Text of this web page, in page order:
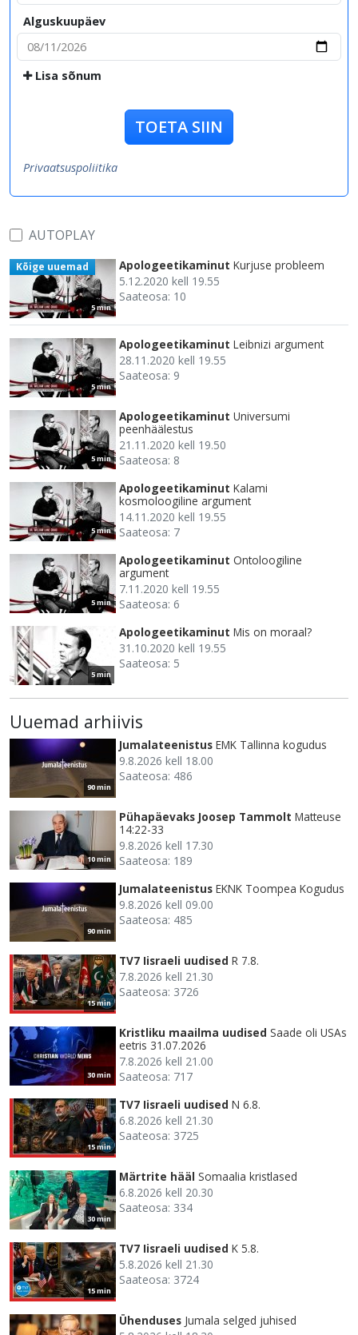
Alguskuupäev
Lisa sõnum
TOETA SIIN
Privaatsuspoliitika
AUTOPLAY
5 min
Kõige uuemad Apologeetikaminut Kurjuse probleem
5.12.2020 kell 19.55
Saateosa: 10
5 min
Apologeetikaminut Leibnizi argument
28.11.2020 kell 19.55
Saateosa: 9
5 min
Apologeetikaminut Universumi
peenhäälestus
21.11.2020 kell 19.50
Saateosa: 8
5 min
Apologeetikaminut Kalami
kosmoloogiline argument
14.11.2020 kell 19.55
Saateosa: 7
5 min
Apologeetikaminut Ontoloogiline
argument
7.11.2020 kell 19.55
Saateosa: 6
5 min
Apologeetikaminut Mis on moraal?
31.10.2020 kell 19.55
Saateosa: 5
Uuemad arhiivis
90 min
Jumalateenistus EMK Tallinna kogudus
9.8.2026 kell 18.00
Saateosa: 486
10 min
Pühapäevaks Joosep Tammolt Matteuse
14:22-33
9.8.2026 kell 17.30
Saateosa: 189
90 min
Jumalateenistus EKNK Toompea Kogudus
9.8.2026 kell 09.00
Saateosa: 485
15 min
TV7 Iisraeli uudised R 7.8.
7.8.2026 kell 21.30
Saateosa: 3726
30 min
Kristliku maailma uudised Saade oli USAs
eetris 31.07.2026
7.8.2026 kell 21.00
Saateosa: 717
15 min
TV7 Iisraeli uudised N 6.8.
6.8.2026 kell 21.30
Saateosa: 3725
30 min
Märtrite hääl Somaalia kristlased
6.8.2026 kell 20.30
Saateosa: 334
15 min
TV7 Iisraeli uudised K 5.8.
5.8.2026 kell 21.30
Saateosa: 3724
Ühenduses Jumala selged juhised